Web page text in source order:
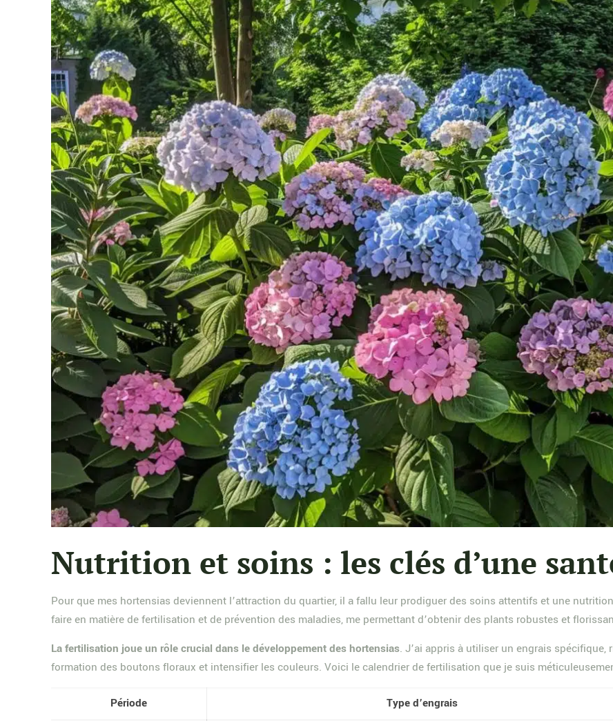
Nutrition et soins : les clés d’une
Pour que mes hortensias deviennent l’attraction du quartier, il a fallu leur prodiguer des soins attentifs et une
faire en matière de fertilisation et de prévention des maladies, me permettant d’obtenir des plants robustes et
La fertilisation joue un rôle crucial dans le développement des hortensias. J’ai appris à utiliser un engrais
formation des boutons floraux et intensifier les couleurs. Voici le calendrier de fertilisation que je suis
Période Type d’engrais